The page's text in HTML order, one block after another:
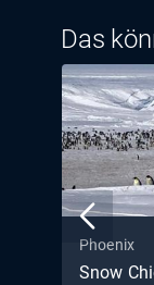
Das
Phoenix
Snow